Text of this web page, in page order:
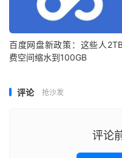
百度网盘新政策：这些人
费空间缩水到100GB
评论 抢沙发
评论